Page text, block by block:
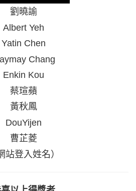
劉曉諭
Albert Yeh
Yatin Chen
Chang
Enkin Kou
蔡瑄蘋
黃秋鳳
DouYijen
曹芷菱
站登入姓名）